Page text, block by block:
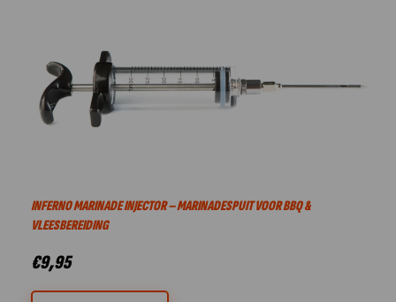
INFERNO MARINADE INJECTOR – MARINADESPUIT VOOR BBQ &
VLEESBEREIDING
€9,95